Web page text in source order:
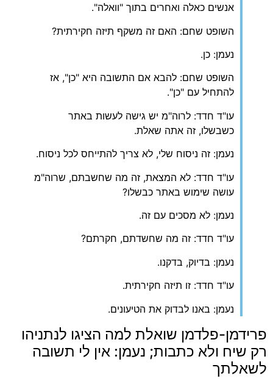
אנשים כאלה ואחרים בתוך "וואלה".
השופט שחם: האם זה משקף תיזה חקירתית?
נעמן: כן.
השופט שחם: להבא אם התשובה היא "כן", אז
להתחיל עם "כן".
עו"ד חדד: לרוה"מ יש גישה לעשות באתר
כשבשלו, זה אתה שאלת.
נעמן: זה ניסוח שלי, לא צריך להתייחס לכל ניסוח.
עו"ד חדד: לא המצאת, זה מה שחשבתם, שרוה"מ
עושה שימוש באתר כבשלו?
נעמן: לא מסכים עם זה.
עו"ד חדד: זה מה שחשדתם, חקרתם?
נעמן: בדיוק, בדקנו.
עו"ד חדד: זו תיזה חקירתית.
נעמן: באנו לבדוק את הטיעונים.
פרידמן-פלדמן שואלת למה הציגו לנתניהו
רק שיח ולא כתבות; נעמן: אין לי תשובה
לשאלתך